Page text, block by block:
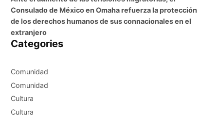
Consulado de México en Omaha refuerza la protección
de los derechos humanos de sus connacionales en el
extranjero
Categories
Comunidad
Comunidad
Cultura
Cultura